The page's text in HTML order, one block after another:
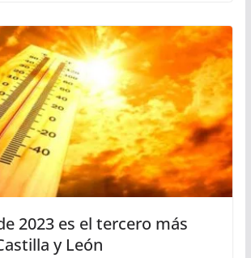
2023 es el tercero más
y León